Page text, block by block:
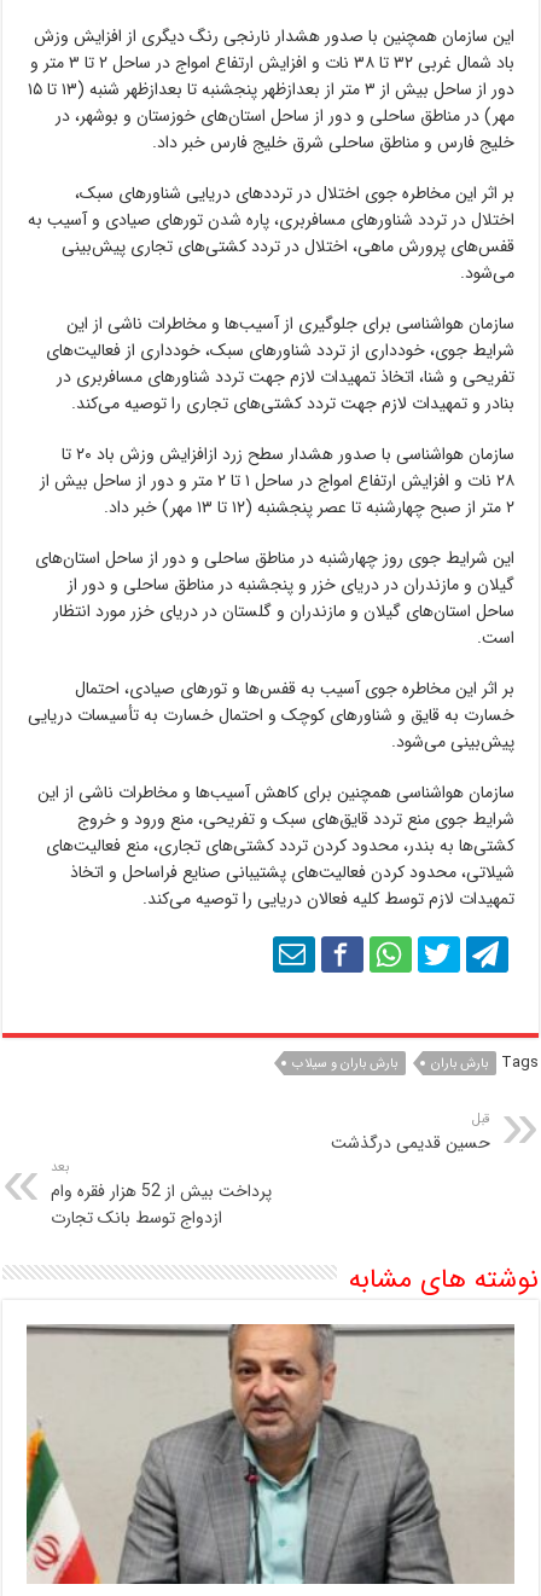
این سازمان همچنین با صدور هشدار نارنجی رنگ دیگری از افزایش وزش
باد شمال غربی ۳۲ تا ۳۸ نات و افزایش ارتفاع امواج در ساحل ۲ تا ۳ متر و
دور از ساحل بیش از ۳ متر از بعدازظهر پنجشنبه تا بعدازظهر شنبه (۱۳ تا ۱۵
مهر) در مناطق ساحلی و دور از ساحل استان‌های خوزستان و بوشهر، در
خلیج فارس و مناطق ساحلی شرق خلیج فارس خبر داد.
بر اثر این مخاطره جوی اختلال در ترددهای دریایی شناورهای سبک،
اختلال در تردد شناورهای مسافربری، پاره شدن تورهای صیادی و آسیب به
قفس‌های پرورش ماهی، اختلال در تردد کشتی‌های تجاری پیش‌بینی
می‌شود.
سازمان هواشناسی برای جلوگیری از آسیب‌ها و مخاطرات ناشی از این
شرایط جوی، خودداری از تردد شناورهای سبک، خودداری از فعالیت‌های
تفریحی و شنا، اتخاذ تمهیدات لازم جهت تردد شناورهای مسافربری در
بنادر و تمهیدات لازم جهت تردد کشتی‌های تجاری را توصیه می‌کند.
سازمان هواشناسی با صدور هشدار سطح زرد ازافزایش وزش باد ۲۰ تا
۲۸ نات و افزایش ارتفاع امواج در ساحل ۱ تا ۲ متر و دور از ساحل بیش از
۲ متر از صبح چهارشنبه تا عصر پنجشنبه (۱۲ تا ۱۳ مهر) خبر داد.
این شرایط جوی روز چهارشنبه در مناطق ساحلی و دور از ساحل استان‌های
گیلان و مازندران در دریای خزر و پنجشنبه در مناطق ساحلی و دور از
ساحل استان‌های گیلان و مازندران و گلستان در دریای خزر مورد انتظار
است.
بر اثر این مخاطره جوی آسیب به قفس‌ها و تورهای صیادی، احتمال
خسارت به قایق و شناورهای کوچک و احتمال خسارت به تأسیسات دریایی
پیش‌بینی می‌شود.
سازمان هواشناسی همچنین برای کاهش آسیب‌ها و مخاطرات ناشی از این
شرایط جوی منع تردد قایق‌های سبک و تفریحی، منع ورود و خروج
کشتی‌ها به بندر، محدود کردن تردد کشتی‌های تجاری، منع فعالیت‌های
شیلاتی، محدود کردن فعالیت‌های پشتیبانی صنایع فراساحل و اتخاذ
تمهیدات لازم توسط کلیه فعالان دریایی را توصیه می‌کند.
Tags بارش باران بارش باران و سیلاب
قبل
حسین قدیمی درگذشت
بعد
پرداخت بیش از 52 هزار فقره وام
ازدواج توسط بانک تجارت
نوشته های مشابه